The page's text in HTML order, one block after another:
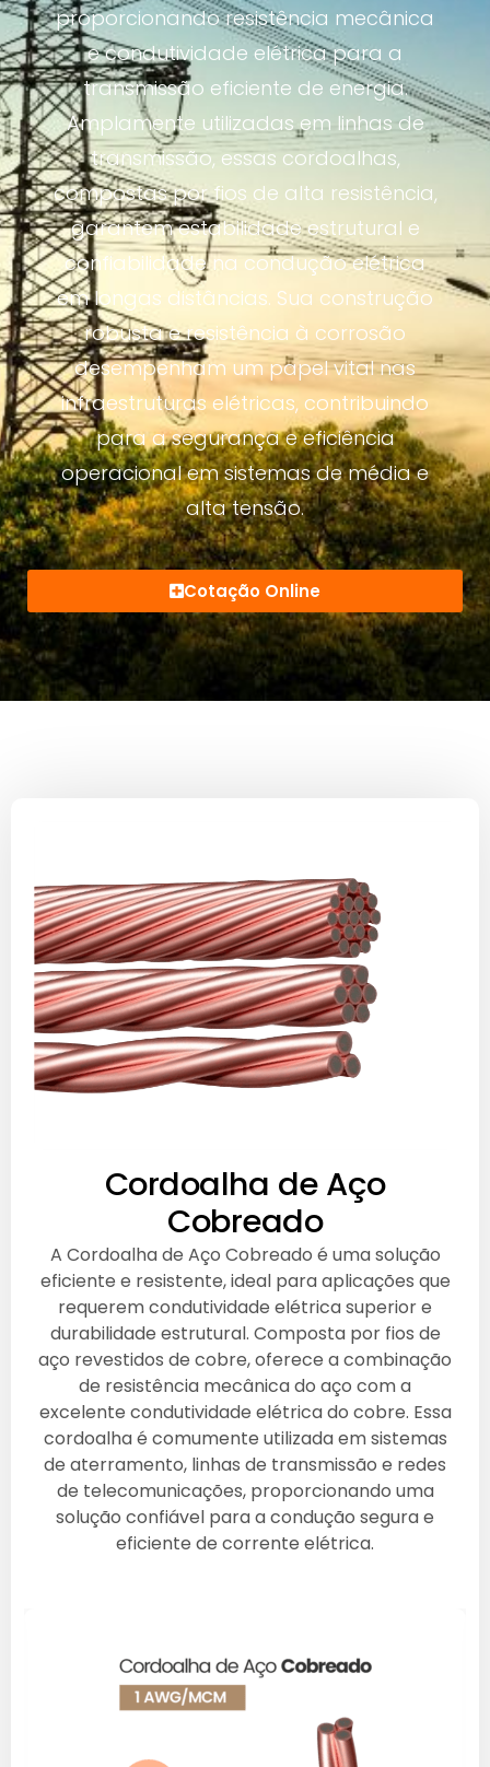
proporcionando resistência mecânica
e condutividade elétrica para a
transmissão eficiente de energia.
Amplamente utilizadas em linhas de
transmissão, essas cordoalhas,
compostas por fios de alta resistência,
garantem estabilidade estrutural e
confiabilidade na condução elétrica
em longas distâncias. Sua construção
robusta e resistência à corrosão
desempenham um papel vital nas
infraestruturas elétricas, contribuindo
para a segurança e eficiência
operacional em sistemas de média e
alta tensão.
Cotação Online
Cordoalha de Aço
Cobreado
A Cordoalha de Aço Cobreado é uma solução
eficiente e resistente, ideal para aplicações que
requerem condutividade elétrica superior e
durabilidade estrutural. Composta por fios de
aço revestidos de cobre, oferece a combinação
de resistência mecânica do aço com a
excelente condutividade elétrica do cobre. Essa
cordoalha é comumente utilizada em sistemas
de aterramento, linhas de transmissão e redes
de telecomunicações, proporcionando uma
solução confiável para a condução segura e
eficiente de corrente elétrica.